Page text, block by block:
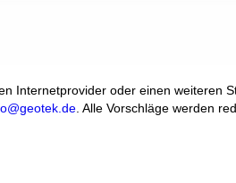
Internetprovider oder einen weiteren
. Alle Vorschläge werden